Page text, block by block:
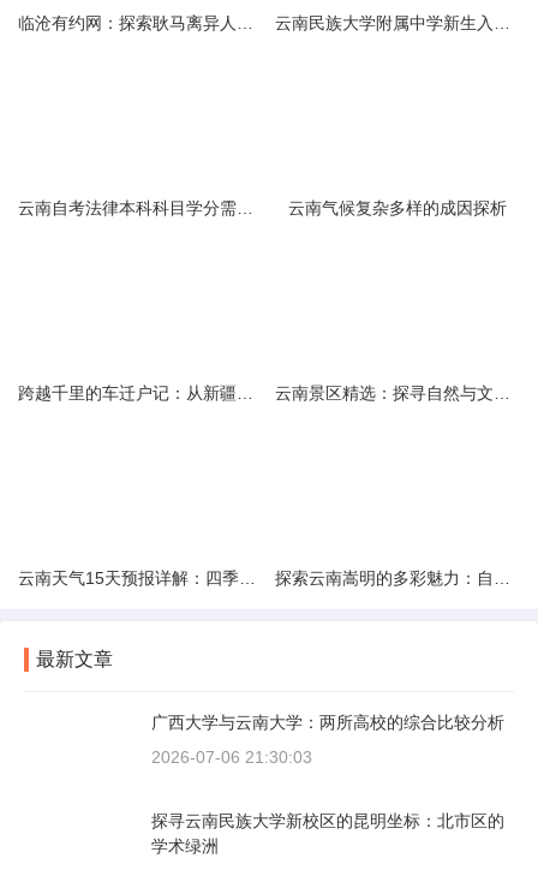
云南气候复杂多样的成因探析
最新文章
广西大学与云南大学：两所高校的综合比较分析
2026-07-06 21:30:03
探寻云南民族大学新校区的昆明坐标：北市区的
学术绿洲